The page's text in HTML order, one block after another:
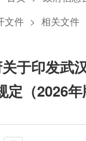
文件 > 相关文件
于印发武
定（2026